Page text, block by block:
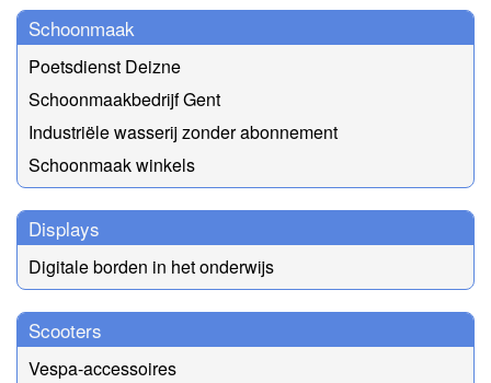
Schoonmaak
Poetsdienst Deizne
Schoonmaakbedrijf Gent
Industriële wasserij zonder abonnement
Schoonmaak winkels
Displays
Digitale borden in het onderwijs
Scooters
Vespa-accessoires